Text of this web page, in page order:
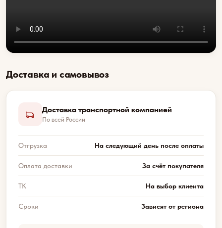
Доставка и самовывоз
Доставка транспортной компанией
По всей России
Отгрузка На следующий день после оплаты
Оплата доставки За счёт покупателя
ТК На выбор клиента
Сроки Зависят от региона